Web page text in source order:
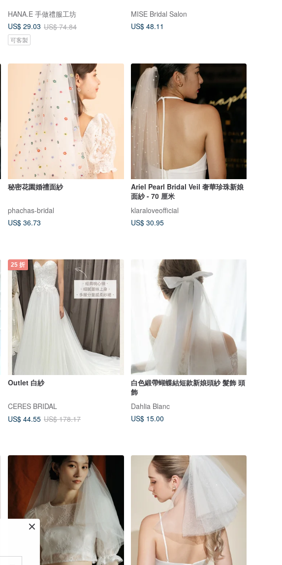
HANA.E 手做禮服工坊
US$ 29.03 US$ 74.84
可客製
MISE Bridal Salon
US$ 48.11
秘密花園婚禮面紗
phachas-bridal
US$ 36.73
Ariel Pearl Bridal Veil 奢華珍珠新娘
面紗 - 70 厘米
klaraloveofficial
US$ 30.95
25 折
Outlet 白紗
CERES BRIDAL
US$ 44.55 US$ 178.17
白色緞帶蝴蝶結短款新娘頭紗 髮飾 頭
飾
Dahlia Blanc
US$ 15.00